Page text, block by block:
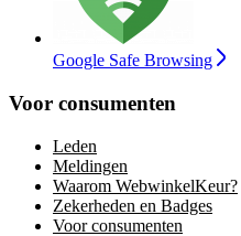
Google Safe Browsing
Voor consumenten
Leden
Meldingen
Waarom WebwinkelKeur?
Zekerheden en Badges
Voor consumenten